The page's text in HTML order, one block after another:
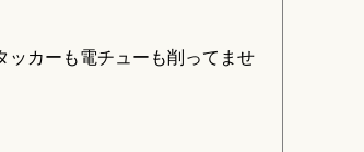
ッカーも電チューも削ってませ